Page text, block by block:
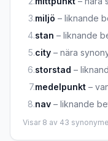
3.miljö – liknande
4.stan – liknande
5.city – nära
6.storstad –
7.medelpunkt –
8.nav – liknande
Visar 8 av 43